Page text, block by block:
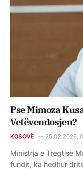
Pse Mimoza
Vetëvendosjen?
KOSOVË 25.02.2026,
Ministrja e Tregtisë
fundit, ka hedhur